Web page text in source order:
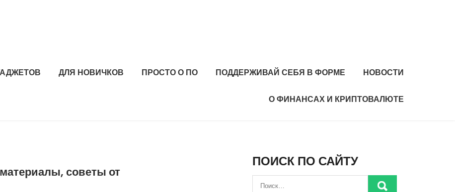
ДЛЯ НОВИЧКОВ ПРОСТО О ПО ПОДДЕРЖИВАЙ СЕБЯ В ФОРМЕ НОВОСТИ
О ФИНАНСАХ И КРИПТОВАЛЮТЕ
советы от
ПОИСК ПО САЙТУ